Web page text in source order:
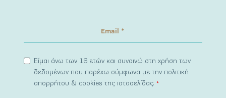
Είμαι άνω των 16 ετών και συναινώ στη χρήση των
δεδομένων που παρέχω σύμφωνα με την πολιτική
απορρήτου & cookies της ιστοσελίδας.*